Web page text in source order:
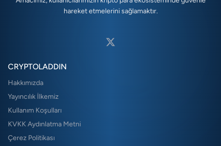
hareket etmelerini sağlamaktır.
CRYPTOLADDIN
Hakkımızda
Yayıncılık İlkemiz
Kullanım Koşulları
KVKK Aydınlatma Metni
Çerez Politikası